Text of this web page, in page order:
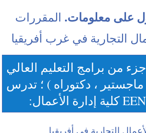
على معلومات. المقررات
التجارية في غرب أفريقيا
من برامج التعليم العالي
ماجستير ، دكتوراه ) ؛ تدرس
التجارية في أفريقيا